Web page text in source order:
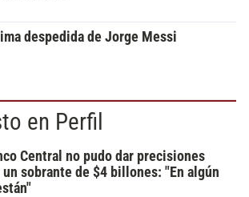
despedida de Jorge Messi
en Perfil
Central no pudo dar precisiones
sobrante de $4 billones: "En algún